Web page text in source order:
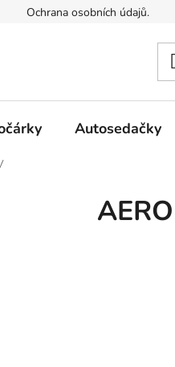
Ochrana osobních údajů.
Autosedačky